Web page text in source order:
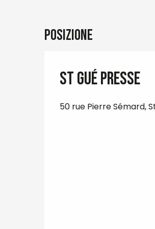
Posizione
St Gué Presse
50 rue Pierre Sémard,